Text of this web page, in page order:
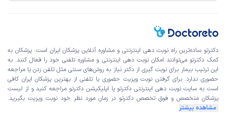
دکترتو ساده‌ترین راه نوبت‌ دهی اینترنتی و مشاوره آنلاین پزشکان ایران است. پزشکان به
کمک دکترتو می‌توانند امکان نوبت دهی اینترنتی و مشاوره تلفنی خود را فعال کنند. به
این ترتیب بیمار برای نوبت گیری از دکتر نیاز به روش‌های سنتی مثل تلفن زدن یا مراجعه
حضوری ندارد. برای گرفتن نوبت ویزیت حضوری یا تلفنی از بهترین پزشکان ایران کافی
است به سایت نوبت دهی اینترنتی دکترتو یا اپلیکیشن دکترتو مراجعه کنید و از لیست
پزشکان متخصص و فوق تخصص دکترتو در زمان مورد نظر خود نوبت ویزیت بگیرید.
مشاهده بیشتر